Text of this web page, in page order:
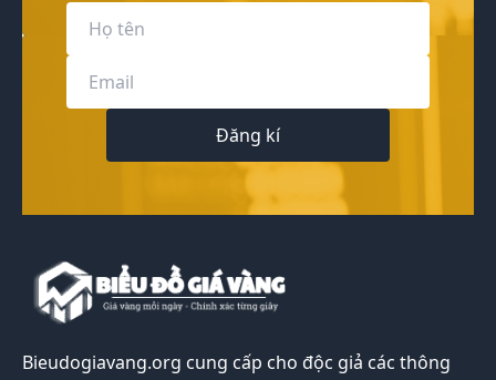
Đăng kí
Bieudogiavang.org cung cấp cho độc giả các thông